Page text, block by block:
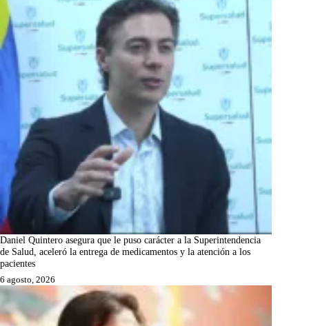
Daniel Quintero asegura que le puso carácter a la Superintendencia
de Salud, aceleró la entrega de medicamentos y la atención a los
pacientes
6 agosto, 2026